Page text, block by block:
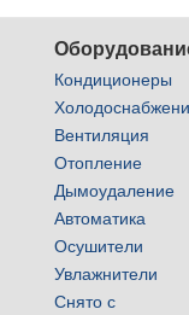
Кондиционеры
Вентиляция
Отопление
Дымоудаление
Автоматика
Осушители
Увлажнители
Снято с